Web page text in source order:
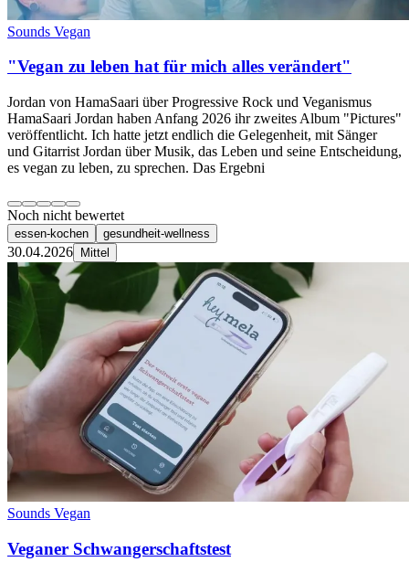
Sounds Vegan
"Vegan zu leben hat für mich alles verändert"
Jordan von HamaSaari über Progressive Rock und Veganismus
HamaSaari Jordan haben Anfang 2026 ihr zweites Album "Pictures"
veröffentlicht. Ich hatte jetzt endlich die Gelegenheit, mit Sänger
und Gitarrist Jordan über Musik, das Leben und seine Entscheidung,
es vegan zu leben, zu sprechen. Das Ergebni
Noch nicht bewertet
essen-kochen gesundheit-wellness
30.04.2026 Mittel
Sounds Vegan
Veganer Schwangerschaftstest